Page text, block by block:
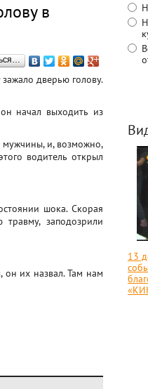
в
дверью голову.
начал выходить из
мужчины, и, возможно,
водитель открыл
шока. Скорая
заподозрили
он их назвал. Там нам
13